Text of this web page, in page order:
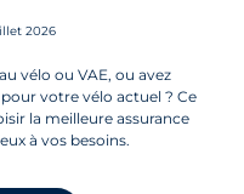
2026
vélo ou VAE, ou avez
votre vélo actuel ? Ce
la meilleure assurance
à vos besoins.